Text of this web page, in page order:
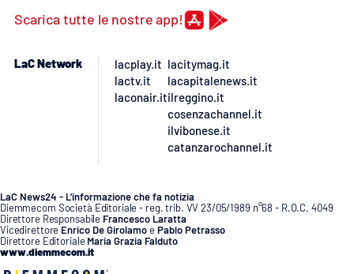
Lacapitalenews.it
Cosenzachannel.it
Ilvibonese.it
Catanzarochannel.it
Scarica tutte le nostre app!
LaC Network
lacplay.it
lactv.it
laconair.it
lacitymag.it
lacapitalenews.it
ilreggino.it
cosenzachannel.it
ilvibonese.it
catanzarochannel.it
LaC News24 - L’informazione che fa notizia
Diemmecom Società Editoriale - reg. trib. VV 23/05/1989 n°68 - R.O.C. 4049
Direttore Responsabile Francesco Laratta
Vicedirettore Enrico De GirolamoePablo Petrasso
Direttore Editoriale Maria Grazia Falduto
www.diemmecom.it